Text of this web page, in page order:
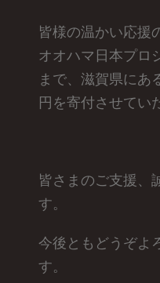
皆様の温かい応援
オオハマ日本プロ
まで、滋賀県にあ
円を寄付させてい
皆さまのご支援、
す。
今後ともどうぞよ
す。